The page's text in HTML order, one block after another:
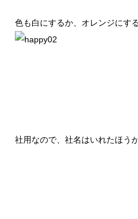
色も白にするか、オレンジにす
社用なので、社名はいれたほう